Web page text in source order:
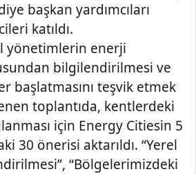
başkan yardımcıları
katıldı.
yönetimlerin enerji
bilgilendirilmesi ve
başlatmasını teşvik etmek
toplantıda, kentlerdeki
için Energy Citiesin 5
30 önerisi aktarıldı. “Yerel
“Bölgelerimizdeki